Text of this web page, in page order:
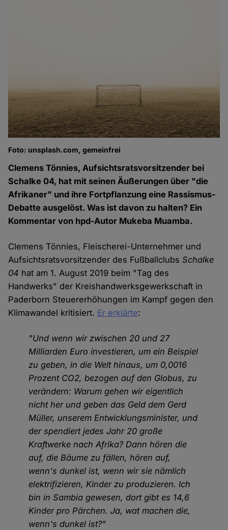
Foto: unsplash.com, gemeinfrei
Clemens Tönnies, Aufsichtsratsvorsitzender bei
Schalke 04, hat mit seinen Äußerungen über "die
Afrikaner" und ihre Fortpflanzung eine Rassismus-
Debatte ausgelöst. Was ist davon zu halten? Ein
Kommentar von hpd-Autor Mukeba Muamba.
Clemens Tönnies, Fleischerei-Unternehmer und
Aufsichtsratsvorsitzender des FußballclubsSchalke
04 hat am 1. August 2019 beim "Tag des
Handwerks" der Kreishandwerksgewerkschaft in
Paderborn Steuererhöhungen im Kampf gegen den
Klimawandel kritisiert. Er erklärte:
"Und wenn wir zwischen 20 und 27
Milliarden Euro investieren, um ein Beispiel
zu geben, in die Welt hinaus, um 0,0016
Prozent CO2, bezogen auf den Globus, zu
verändern: Warum gehen wir eigentlich
nicht her und geben das Geld dem Gerd
Müller, unserem Entwicklungsminister, und
der spendiert jedes Jahr 20 große
Kraftwerke nach Afrika? Dann hören die
auf, die Bäume zu fällen, hören auf,
wenn's dunkel ist, wenn wir sie nämlich
elektrifizieren, Kinder zu produzieren. Ich
bin in Sambia gewesen, dort gibt es 14,6
Kinder pro Pärchen. Ja, wat machen die,
wenn's dunkel ist?"